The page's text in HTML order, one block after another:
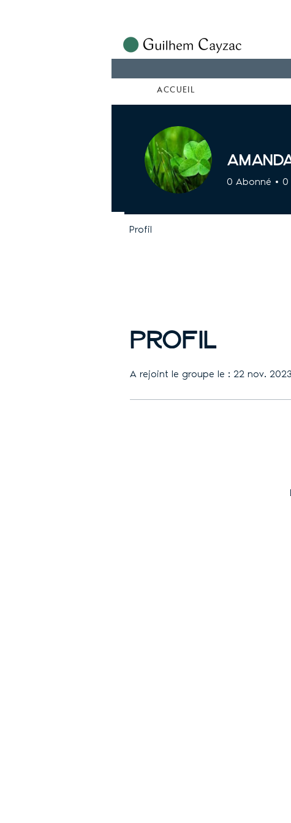
ACCUEIL
Profil
A rejoint le groupe le : 22 nov. 2023
0 Abonné 0
Profil